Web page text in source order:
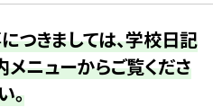
つきましては、学校日記
メニューからご覧くださ
。